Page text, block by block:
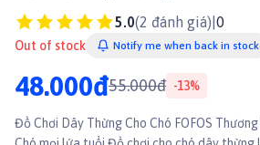
5.0(2 đánh giá) 0
Out of stock Notify me when back in stock
48.000đ55.000đ -13%
Đồ Chơi Dây Thừng Cho Chó FOFOS Thương hiệu: Fofos Phù hợp cho: